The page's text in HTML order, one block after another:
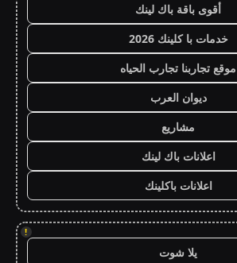
أقوى باقة باك لينك
خدمات با كلينك 2026
موقع تجاربنا تجارب الحياه
ديوان العرب
مشاريع
اعلانات باك لينك
اعلانات باكلينك
!
يلا شوت